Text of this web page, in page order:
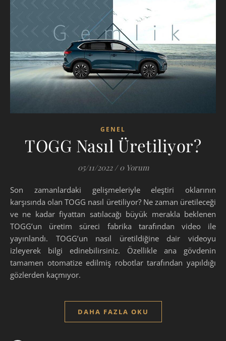
GENEL
TOGG Nasıl Üretiliyor?
05/11/2022 / 0 Yorum
Son zamanlardaki gelişmeleriyle eleştiri oklarının
karşısında olan TOGG nasıl üretiliyor? Ne zaman üretileceği
ve ne kadar fiyattan satılacağı büyük merakla beklenen
TOGG’un üretim süreci fabrika tarafından video ile
yayınlandı. TOGG’un nasıl üretildiğine dair videoyu
izleyerek bilgi edinebilirsiniz. Özellikle ana gövdenin
tamamen otomatize edilmiş robotlar tarafından yapıldığı
gözlerden kaçmıyor.
DAHA FAZLA OKU